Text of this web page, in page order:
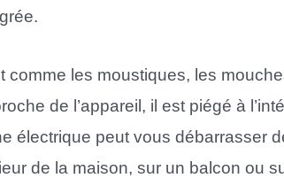
comme les moustiques, les
de l’appareil, il est piégé à
électrique peut vous débarrasser
de la maison, sur un balcon ou